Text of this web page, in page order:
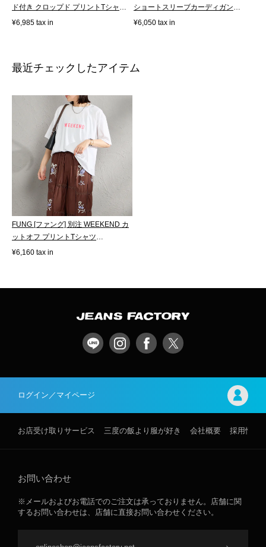
ド付き クロップド プリントTシャツ
[...
¥6,985 tax in
ショートスリーブカーディガン
[NE2632...
¥6,050 tax in
最近チェックしたアイテム
FUNG [ファング] 別注 WEEKEND カ
ットオフ プリントTシャツ
[WEEKEND-JF]
¥6,160 tax in
ログイン／マイページ
お店受け取りサービス 三度の飯より服が好き 会社概要 採用情報
お問い合わせ
※メールおよびお電話でのご注文は承っておりません。店舗に関
するお問い合わせは、店舗に直接お問い合わせください。